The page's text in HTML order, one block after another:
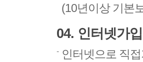
(10년이상 기본
04. 인터넷가
인터넷으로 직